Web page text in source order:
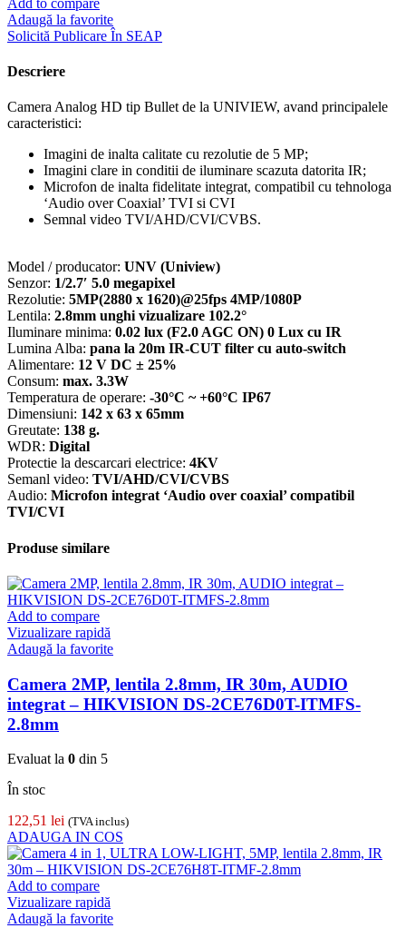
lentila
2.8mm,
IR20m,
Mic.,
-
UNV
B115-
AF28
Adaugă la favorite
Solicită Publicare În SEAP
Descriere
Camera Analog HD tip Bullet de la UNIVIEW, avand principalele
caracteristici:
Imagini de inalta calitate cu rezolutie de 5 MP;
Imagini clare in conditii de iluminare scazuta datorita IR;
Microfon de inalta fidelitate integrat, compatibil cu tehnologa
‘Audio over Coaxial’ TVI si CVI
Semnal video TVI/AHD/CVI/CVBS.
Model / producator: UNV (Uniview)
Senzor: 1/2.7′ 5.0 megapixel
Rezolutie: 5MP(2880 x 1620)@25fps 4MP/1080P
Lentila: 2.8mm unghi vizualizare 102.2°
Iluminare minima: 0.02 lux (F2.0 AGC ON) 0 Lux cu IR
Lumina Alba: pana la 20m IR-CUT filter cu auto-switch
Alimentare: 12 V DC ± 25%
Consum: max. 3.3W
Temperatura de operare: -30°C ~ +60°C IP67
Dimensiuni: 142 x 63 x 65mm
Greutate: 138 g.
WDR: Digital
Protectie la descarcari electrice: 4KV
Semanl video: TVI/AHD/CVI/CVBS
Audio: Microfon integrat ‘Audio over coaxial’ compatibil
TVI/CVI
Produse similare
Add to compare
Vizualizare rapidă
Adaugă la favorite
Camera 2MP, lentila 2.8mm, IR 30m, AUDIO
integrat – HIKVISION DS-2CE76D0T-ITMFS-
2.8mm
Evaluat la 0 din 5
În stoc
122,51 lei (TVA inclus)
ADAUGA IN COS
Add to compare
Vizualizare rapidă
Adaugă la favorite